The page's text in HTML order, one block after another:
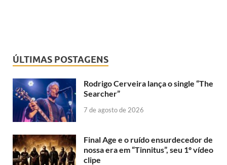
ÚLTIMAS POSTAGENS
Rodrigo Cerveira lança o single “The
Searcher”
7 de agosto de 2026
Final Age e o ruído ensurdecedor de
nossa era em “Tinnitus”, seu 1º vídeo
clipe